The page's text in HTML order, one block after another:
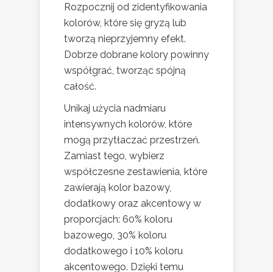
Rozpocznij od zidentyfikowania
kolorów, które się gryzą lub
tworzą nieprzyjemny efekt.
Dobrze dobrane kolory powinny
współgrać, tworząc spójną
całość.
Unikaj użycia nadmiaru
intensywnych kolorów, które
mogą przytłaczać przestrzeń.
Zamiast tego, wybierz
współczesne zestawienia, które
zawierają kolor bazowy,
dodatkowy oraz akcentowy w
proporcjach: 60% koloru
bazowego, 30% koloru
dodatkowego i 10% koloru
akcentowego. Dzięki temu